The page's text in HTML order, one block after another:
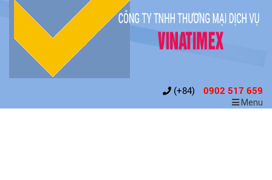
(+84) 0902 517 659
Menu